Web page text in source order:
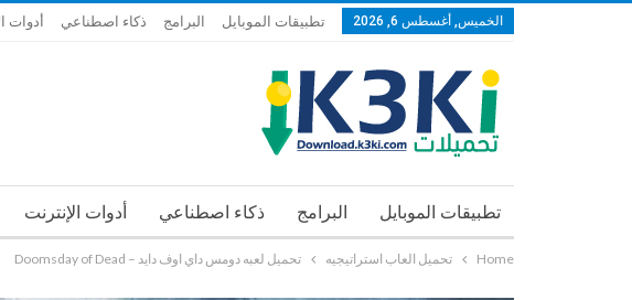
الخميس, أغسطس 6, 2026 تطبيقات الموبايل البرامج ذكاء اصطناعي أدوات
تطبيقات الموبايل البرامج ذكاء اصطناعي أدوات الإنترنت
Home تحميل العاب استراتيجيه تحميل لعبه دومس داي اوف دايد – Doomsday of Dead